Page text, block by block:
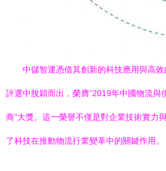
中儲智運憑借其創新的科技應用與高
評選中脫穎而出，榮膺“2019年中國物流與
商”大獎。這一榮譽不僅是對企業技術實力
了科技在推動物流行業變革中的關鍵作用。